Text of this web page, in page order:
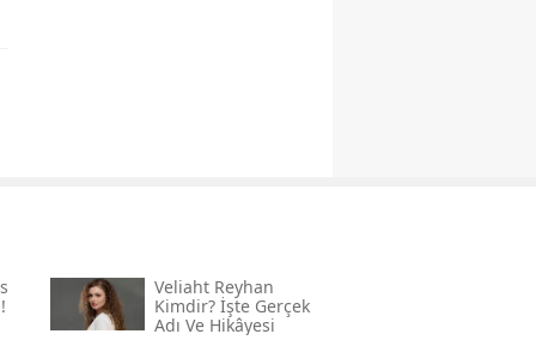
Veliaht Reyhan
Kimdir? İşte Gerçek
Adı Ve Hikâyesi